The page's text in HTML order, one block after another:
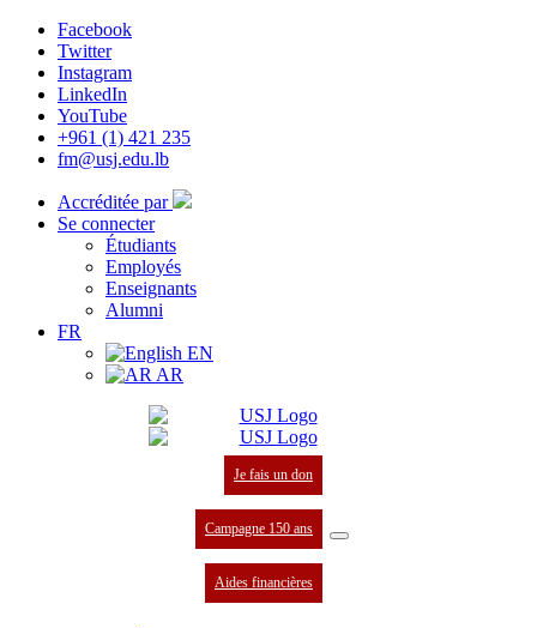
Facebook
Twitter
Instagram
LinkedIn
YouTube
+961 (1) 421 235
fm@usj.edu.lb
Accréditée par
Se connecter
Étudiants
Employés
Enseignants
Alumni
FR
EN
AR
Je fais un don
Campagne 150 ans
Aides financières